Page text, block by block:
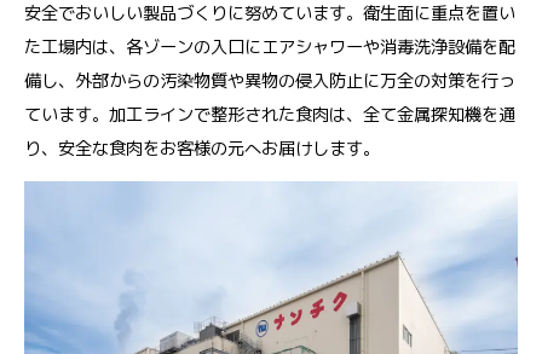
安全でおいしい製品づくりに努めています。衛生面に重点を置い
た工場内は、各ゾーンの入口にエアシャワーや消毒洗浄設備を配
備し、外部からの汚染物質や異物の侵入防止に万全の対策を行っ
ています。加工ラインで整形された食肉は、全て金属探知機を通
り、安全な食肉をお客様の元へお届けします。